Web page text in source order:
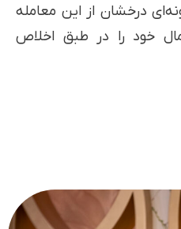
درخشان از این معامله
خود را در طبق اخلاص